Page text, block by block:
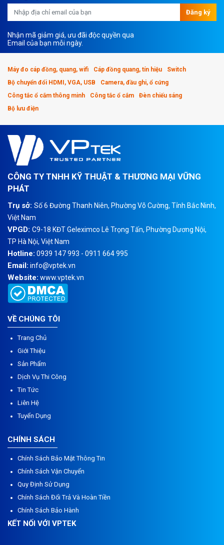
Đăng ký
Nhận mã giảm giá, ưu đãi độc quyền qua
Email của bạn mỗi ngày.
Máy đo cáp đồng, quang, wifi Cáp đồng quang, tín hiệu
Switch
Bộ chuyển đổi HDMI, VGA, USB
Camera, đầu ghi, ổ cứng
Công tắc ổ cắm thông minh
Công tắc ổ cắm
Đèn chiếu sáng
Bộ lưu điện
CÔNG TY TNHH KỸ THUẬT & THƯƠNG MẠI VỮNG
PHÁT
Trụ sở: Số 6 Đường Thanh Niên, Phường Võ Cường, Tỉnh Bắc Ninh,
Việt Nam
VPGD: C9-18 KĐT Geleximco Lê Trọng Tấn, Phường Dương Nội,
TP Hà Nội, Việt Nam
Hotline: 0939 147 993 - 0911 664 995
Email: info@vptek.vn
Website: www.vptek.vn
VỀ CHÚNG TÔI
Trang Chủ
Giới Thiệu
Sản Phẩm
Dịch Vụ Thi Công
Tin Tức
Liên Hệ
Tuyển Dụng
CHÍNH SÁCH
Chính Sách Bảo Mật Thông Tin
Chính Sách Vận Chuyển
Quy Định Sử Dụng
Chính Sách Đổi Trả Và Hoàn Tiền
Chính Sách Bảo Hành
KẾT NỐI VỚI VPTEK